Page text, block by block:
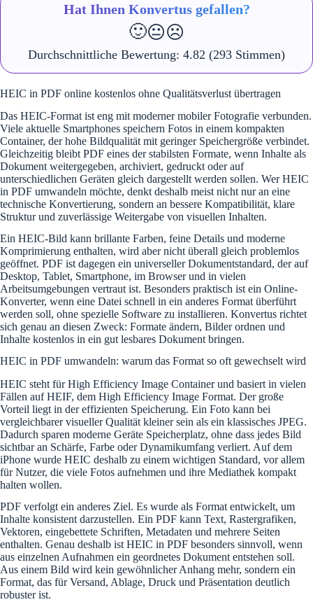
Hat Ihnen Konvertus gefallen?
🙂😐☹️
Durchschnittliche Bewertung: 4.82 (293 Stimmen)
HEIC in PDF online kostenlos ohne Qualitätsverlust übertragen
Das HEIC-Format ist eng mit moderner mobiler Fotografie verbunden.
Viele aktuelle Smartphones speichern Fotos in einem kompakten
Container, der hohe Bildqualität mit geringer Speichergröße verbindet.
Gleichzeitig bleibt PDF eines der stabilsten Formate, wenn Inhalte als
Dokument weitergegeben, archiviert, gedruckt oder auf
unterschiedlichen Geräten gleich dargestellt werden sollen. Wer HEIC
in PDF umwandeln möchte, denkt deshalb meist nicht nur an eine
technische Konvertierung, sondern an bessere Kompatibilität, klare
Struktur und zuverlässige Weitergabe von visuellen Inhalten.
Ein HEIC-Bild kann brillante Farben, feine Details und moderne
Komprimierung enthalten, wird aber nicht überall gleich problemlos
geöffnet. PDF ist dagegen ein universeller Dokumentstandard, der auf
Desktop, Tablet, Smartphone, im Browser und in vielen
Arbeitsumgebungen vertraut ist. Besonders praktisch ist ein Online-
Konverter, wenn eine Datei schnell in ein anderes Format überführt
werden soll, ohne spezielle Software zu installieren. Konvertus richtet
sich genau an diesen Zweck: Formate ändern, Bilder ordnen und
Inhalte kostenlos in ein gut lesbares Dokument bringen.
HEIC in PDF umwandeln: warum das Format so oft gewechselt wird
HEIC steht für High Efficiency Image Container und basiert in vielen
Fällen auf HEIF, dem High Efficiency Image Format. Der große
Vorteil liegt in der effizienten Speicherung. Ein Foto kann bei
vergleichbarer visueller Qualität kleiner sein als ein klassisches JPEG.
Dadurch sparen moderne Geräte Speicherplatz, ohne dass jedes Bild
sichtbar an Schärfe, Farbe oder Dynamikumfang verliert. Auf dem
iPhone wurde HEIC deshalb zu einem wichtigen Standard, vor allem
für Nutzer, die viele Fotos aufnehmen und ihre Mediathek kompakt
halten wollen.
PDF verfolgt ein anderes Ziel. Es wurde als Format entwickelt, um
Inhalte konsistent darzustellen. Ein PDF kann Text, Rastergrafiken,
Vektoren, eingebettete Schriften, Metadaten und mehrere Seiten
enthalten. Genau deshalb ist HEIC in PDF besonders sinnvoll, wenn
aus einzelnen Aufnahmen ein geordnetes Dokument entstehen soll.
Aus einem Bild wird kein gewöhnlicher Anhang mehr, sondern ein
Format, das für Versand, Ablage, Druck und Präsentation deutlich
robuster ist.